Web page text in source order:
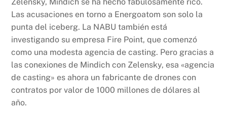
Las acusaciones en torno a Energoatom son solo la
punta del iceberg. La NABU también está
investigando su empresa Fire Point, que comenzó
como una modesta agencia de casting. Pero gracias a
las conexiones de Mindich con Zelensky, esa «agencia
de casting» es ahora un fabricante de drones con
contratos por valor de 1000 millones de dólares al
año.